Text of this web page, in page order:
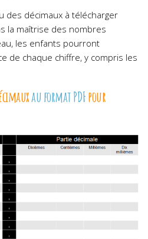
des décimaux à télécharger
la maîtrise des nombres
les enfants pourront
de chaque chiffre, y compris les
au format PDFpour